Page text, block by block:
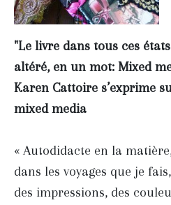
"Le livre dans tous ces
altéré, en un mot: Mixed
Karen Cattoire s’exprime
mixed media
« Autodidacte en la
dans les voyages que je
des impressions, des